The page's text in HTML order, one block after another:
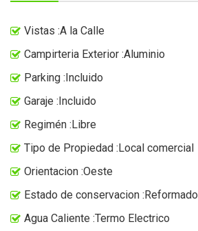
Vistas :A la Calle
Campirteria Exterior :Aluminio
Parking :Incluido
Garaje :Incluido
Regimén :Libre
Tipo de Propiedad :Local comercial
Orientacion :Oeste
Estado de conservacion :Reformado
Agua Caliente :Termo Electrico